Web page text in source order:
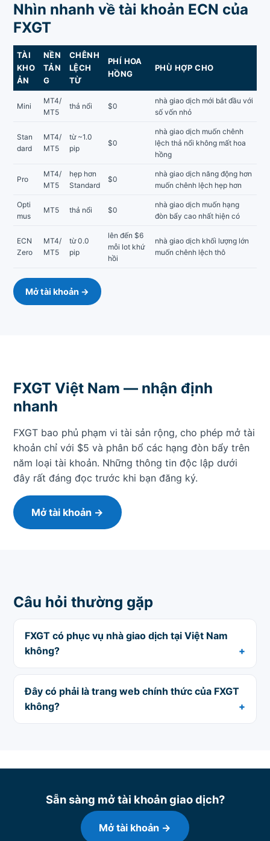
Nhìn nhanh về tài khoản ECN của
FXGT
TÀI
KHO
ẢN
NỀN
TẢN
G
CHÊNH
LỆCH
TỪ
PHÍ HOA
HỒNG
PHÙ HỢP CHO
Mini
MT4/
MT5
thả nổi $0
nhà giao dịch mới bắt đầu với
số vốn nhỏ
Stan
dard
MT4/
MT5
từ ~1.0
pip
$0
nhà giao dịch muốn chênh
lệch thả nổi không mất hoa
hồng
Pro
MT4/
MT5
hẹp hơn
Standard
$0
nhà giao dịch năng động hơn
muốn chênh lệch hẹp hơn
Opti
mus
MT5 thả nổi $0
nhà giao dịch muốn hạng
đòn bẩy cao nhất hiện có
ECN
Zero
MT4/
MT5
từ 0.0
pip
lên đến $6
mỗi lot khứ
hồi
nhà giao dịch khối lượng lớn
muốn chênh lệch thô
Mở tài khoản →
FXGT Việt Nam — nhận định
nhanh
FXGT bao phủ phạm vi tài sản rộng, cho phép mở tài
khoản chỉ với $5 và phân bổ các hạng đòn bẩy trên
năm loại tài khoản. Những thông tin độc lập dưới
đây rất đáng đọc trước khi bạn đăng ký.
Mở tài khoản →
Câu hỏi thường gặp
FXGT có phục vụ nhà giao dịch tại Việt Nam
không?
Đây có phải là trang web chính thức của FXGT
không?
Sẵn sàng mở tài khoản giao dịch?
Mở tài khoản →